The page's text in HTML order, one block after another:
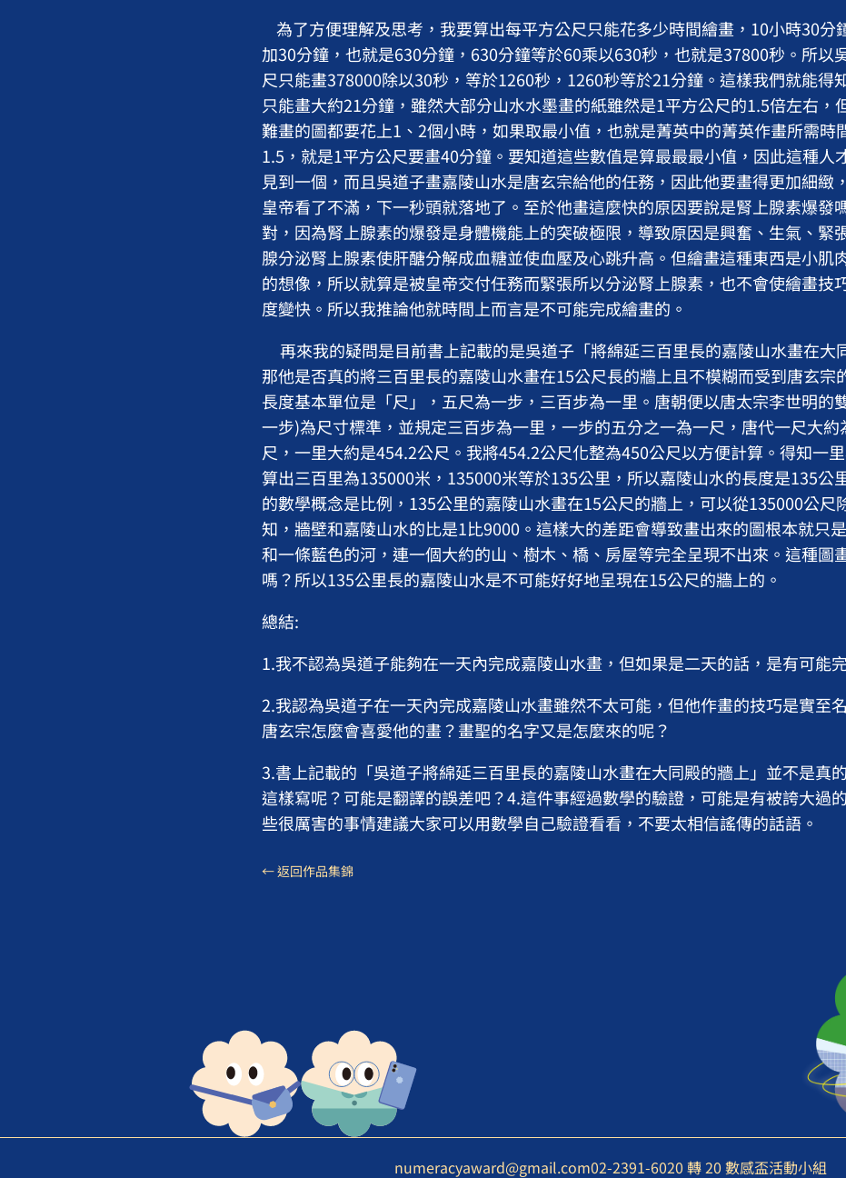
為了方便理解及思考，我要算出每平方公尺只能花多少時間繪畫，10小時30分
加30分鐘，也就是630分鐘，630分鐘等於60乘以630秒，也就是37800秒。所以
尺只能畫378000除以30秒，等於1260秒，1260秒等於21分鐘。這樣我們就能得
只能畫大約21分鐘，雖然大部分山水水墨畫的紙雖然是1平方公尺的1.5倍左右，
難畫的圖都要花上1、2個小時，如果取最小值，也就是菁英中的菁英作畫所需時
1.5，就是1平方公尺要畫40分鐘。要知道這些數值是算最最最小值，因此這種人
見到一個，而且吳道子畫嘉陵山水是唐玄宗給他的任務，因此他要畫得更加細緻
皇帝看了不滿，下一秒頭就落地了。至於他畫這麼快的原因要說是腎上腺素爆發
對，因為腎上腺素的爆發是身體機能上的突破極限，導致原因是興奮、生氣、緊
腺分泌腎上腺素使肝醣分解成血糖並使血壓及心跳升高。但繪畫這種東西是小肌
的想像，所以就算是被皇帝交付任務而緊張所以分泌腎上腺素，也不會使繪畫技
度變快。所以我推論他就時間上而言是不可能完成繪畫的。
再來我的疑問是目前書上記載的是吳道子「將綿延三百里長的嘉陵山水畫在大
那他是否真的將三百里長的嘉陵山水畫在15公尺長的牆上且不模糊而受到唐玄宗
長度基本單位是「尺」，五尺為一步，三百步為一里。唐朝便以唐太宗李世明的
一步)為尺寸標準，並規定三百步為一里，一步的五分之一為一尺，唐代一尺大
尺，一里大約是454.2公尺。我將454.2公尺化整為450公尺以方便計算。得知一
算出三百里為135000米，135000米等於135公里，所以嘉陵山水的長度是135公
的數學概念是比例，135公里的嘉陵山水畫在15公尺的牆上，可以從135000公尺
知，牆壁和嘉陵山水的比是1比9000。這樣大的差距會導致畫出來的圖根本就只
和一條藍色的河，連一個大約的山、樹木、橋、房屋等完全呈現不出來。這種圖
嗎？所以135公里長的嘉陵山水是不可能好好地呈現在15公尺的牆上的。
總結:
1.我不認為吳道子能夠在一天內完成嘉陵山水畫，但如果是二天的話，是有可能
2.我認為吳道子在一天內完成嘉陵山水畫雖然不太可能，但他作畫的技巧是實至
唐玄宗怎麼會喜愛他的畫？畫聖的名字又是怎麼來的呢？
3.書上記載的「吳道子將綿延三百里長的嘉陵山水畫在大同殿的牆上」並不是真
這樣寫呢？可能是翻譯的誤差吧？4.這件事經過數學的驗證，可能是有被誇大過
些很厲害的事情建議大家可以用數學自己驗證看看，不要太相信謠傳的話語。
← 返回作品集錦
numeracyaward@gmail.com02-2391-6020 轉 20 數感盃活動小組